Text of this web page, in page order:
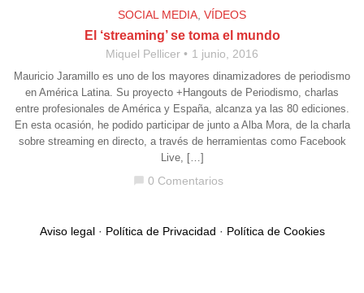
SOCIAL MEDIA, VÍDEOS
El ‘streaming’ se toma el mundo
Miquel Pellicer 1 junio, 2016
Mauricio Jaramillo es uno de los mayores dinamizadores de periodismo
en América Latina. Su proyecto +Hangouts de Periodismo, charlas
entre profesionales de América y España, alcanza ya las 80 ediciones.
En esta ocasión, he podido participar de junto a Alba Mora, de la charla
sobre streaming en directo, a través de herramientas como Facebook
Live, […]
chat_bubble 0 Comentarios
Aviso legal· Política de Privacidad · Política de Cookies